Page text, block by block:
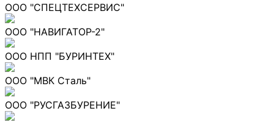
ООО "СПЕЦТЕХСЕРВИС"
ООО "НАВИГАТОР-2"
ООО НПП "БУРИНТЕХ"
ООО "МВК Сталь"
ООО "РУСГАЗБУРЕНИЕ"